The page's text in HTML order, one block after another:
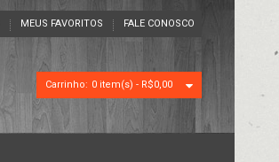
MEUS FAVORITOS FALE CONOSCO
Carrinho: 0 item(s) - R$0,00